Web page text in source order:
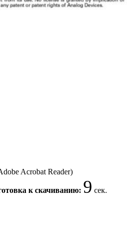
Acrobat Reader)
к скачиванию: 9 сек.